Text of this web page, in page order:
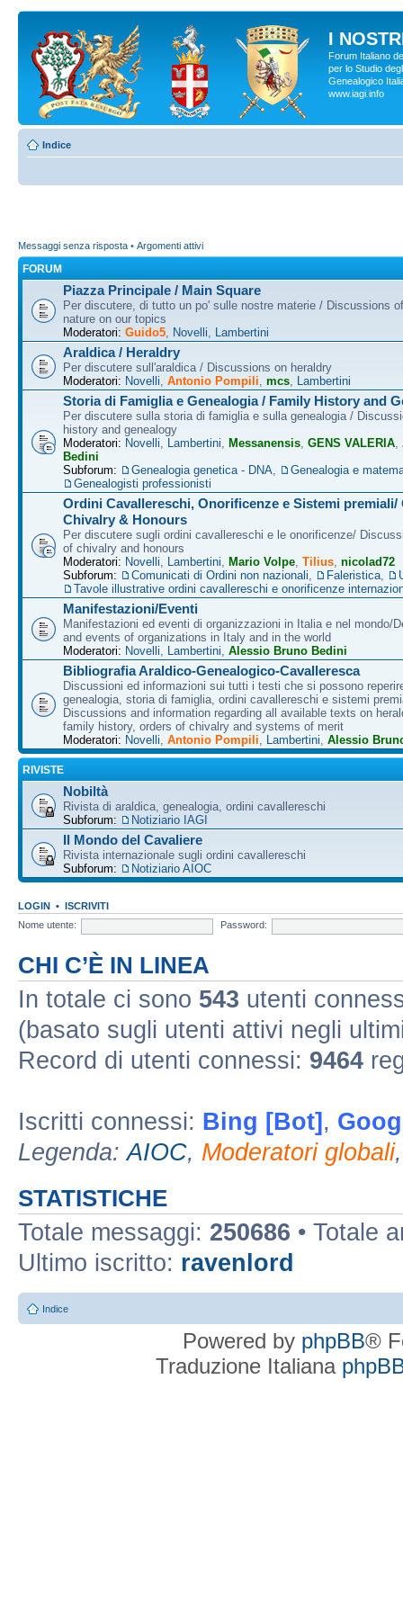
I
Forum Italiano
per lo Studio
Genealogico
www.iagi.info
Indice
Messaggi senza risposta • Argomenti attivi
FORUM
Piazza Principale / Main Square
Per discutere, di tutto un po' sulle nostre materie / Discussions
nature on our topics
Moderatori: Guido5 Novelli Lambertini
Araldica / Heraldry
Per discutere sull'araldica / Discussions on heraldry
Moderatori: Novelli Antonio Pompili mcs Lambertini
Storia di Famiglia e Genealogia / Family History and
Per discutere sulla storia di famiglia e sulla genealogia /
history and genealogy
Moderatori: Novelli Lambertini Messanensis GENS VALERIA
Bedini
Subforum:
Genealogia genetica - DNA
Genealogia e
Genealogisti professionisti
Ordini Cavallereschi, Onorificenze e Sistemi premiali/
Chivalry & Honours
Per discutere sugli ordini cavallereschi e le onorificenze/
of chivalry and honours
Moderatori: Novelli Lambertini Mario Volpe Tilius nicolad72
Subforum:
Comunicati di Ordini non nazionali Faleristica
Tavole illustrative ordini cavallereschi e onorificenze
Manifestazioni/Eventi
Manifestazioni ed eventi di organizzazioni in Italia e nel mondo/
and events of organizations in Italy and in the world
Moderatori: Novelli Lambertini Alessio Bruno Bedini
Bibliografia Araldico-Genealogico-Cavalleresca
Discussioni ed informazioni sui tutti i testi che si possono
genealogia, storia di famiglia, ordini cavallereschi e sistemi
Discussions and information regarding all available texts on
family history, orders of chivalry and systems of merit
Moderatori: Novelli Antonio Pompili Lambertini Alessio
RIVISTE
Nobiltà
Rivista di araldica, genealogia, ordini cavallereschi
Subforum:
Notiziario IAGI
Il Mondo del Cavaliere
Rivista internazionale sugli ordini cavallereschi
Subforum:
Notiziario AIOC
LOGIN • ISCRIVITI
Nome utente:
Password:
CHI C’È IN LINEA
In totale ci sono 543 utenti
(basato sugli utenti attivi negli
Record di utenti connessi: 9464
Iscritti connessi: Bing [Bot] ,
Legenda:AIOC, Moderatori globali
STATISTICHE
Totale messaggi: 250686 • Totale
Ultimo iscritto: ravenlord
Indice
Powered by phpBB®
Traduzione Italiana